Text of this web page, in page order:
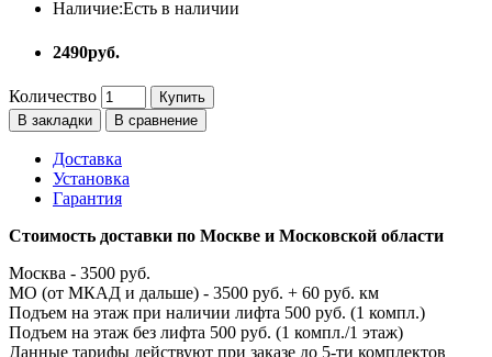
Наличие:Есть в наличии
2490руб.
Количество
Купить
В закладки
В сравнение
Доставка
Установка
Гарантия
Стоимость доставки по Москве и Московской области
Москва - 3500 руб.
МО (от МКАД и дальше) - 3500 руб. + 60 руб. км
Подъем на этаж при наличии лифта 500 руб. (1 компл.)
Подъем на этаж без лифта 500 руб. (1 компл./1 этаж)
Данные тарифы действуют при заказе до 5-ти комплектов